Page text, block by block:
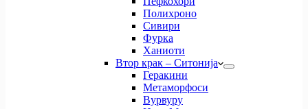
Полихроно
Сивири
Фурка
Ханиоти
Втор крак – Ситонија
Геракини
Метаморфоси
Вурвуру